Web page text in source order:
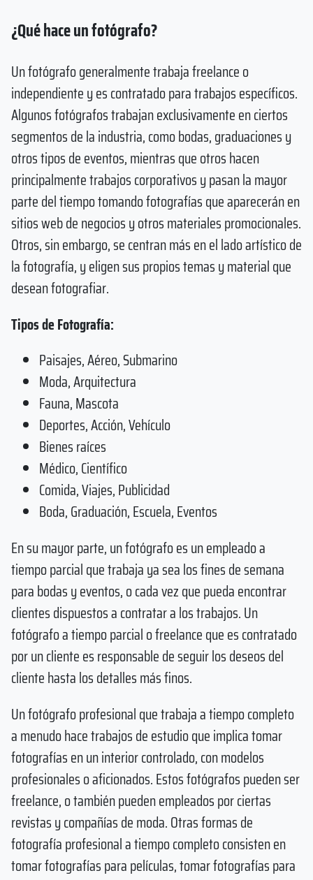
¿Qué hace un fotógrafo?
Un fotógrafo generalmente trabaja freelance o
independiente y es contratado para trabajos específicos.
Algunos fotógrafos trabajan exclusivamente en ciertos
segmentos de la industria, como bodas, graduaciones y
otros tipos de eventos, mientras que otros hacen
principalmente trabajos corporativos y pasan la mayor
parte del tiempo tomando fotografías que aparecerán en
sitios web de negocios y otros materiales promocionales.
Otros, sin embargo, se centran más en el lado artístico de
la fotografía, y eligen sus propios temas y material que
desean fotografiar.
Tipos de Fotografía:
Paisajes, Aéreo, Submarino
Moda, Arquitectura
Fauna, Mascota
Deportes, Acción, Vehículo
Bienes raíces
Médico, Científico
Comida, Viajes, Publicidad
Boda, Graduación, Escuela, Eventos
En su mayor parte, un fotógrafo es un empleado a
tiempo parcial que trabaja ya sea los fines de semana
para bodas y eventos, o cada vez que pueda encontrar
clientes dispuestos a contratar a los trabajos. Un
fotógrafo a tiempo parcial o freelance que es contratado
por un cliente es responsable de seguir los deseos del
cliente hasta los detalles más finos.
Un fotógrafo profesional que trabaja a tiempo completo
a menudo hace trabajos de estudio que implica tomar
fotografías en un interior controlado, con modelos
profesionales o aficionados. Estos fotógrafos pueden ser
freelance, o también pueden empleados por ciertas
revistas y compañías de moda. Otras formas de
fotografía profesional a tiempo completo consisten en
tomar fotografías para películas, tomar fotografías para